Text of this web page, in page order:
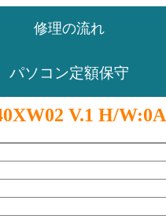
修理の流れ
パソコン定額保守
V.1 H/W:0A